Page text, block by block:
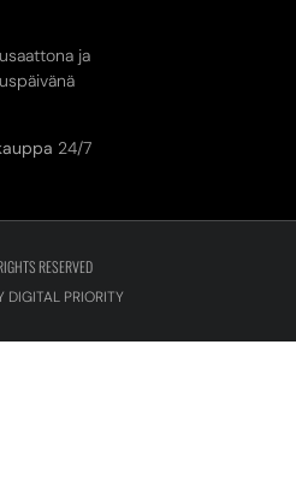
ja
24/7
RESERVED
DIGITAL PRIORITY